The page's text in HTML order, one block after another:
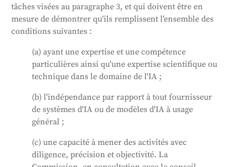
Généré par CLaiRK, édité par nous.
tâches visées au paragraphe 3, et qui doivent être en
mesure de démontrer qu'ils remplissent l'ensemble des
conditions suivantes :
(a) ayant une expertise et une compétence
particulières ainsi qu'une expertise scientifique ou
technique dans le domaine de l'IA ;
(b) l'indépendance par rapport à tout fournisseur
de systèmes d'IA ou de modèles d'IA à usage
général ;
(c) une capacité à mener des activités avec
diligence, précision et objectivité. La